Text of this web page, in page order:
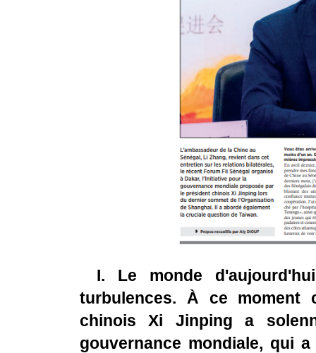
I. Le monde
turbulences. À ce moment
chinois Xi Jinping a
gouvernance mondiale, qui